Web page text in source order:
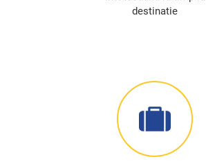
destinatie